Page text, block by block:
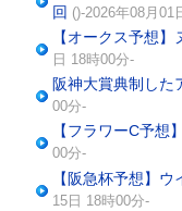
回 ()-2026年08月01
【オークス予想
日 18時00分-
阪神大賞典制した
00分-
【フラワーC予
00分-
【阪急杯予想】
15日 18時00分-